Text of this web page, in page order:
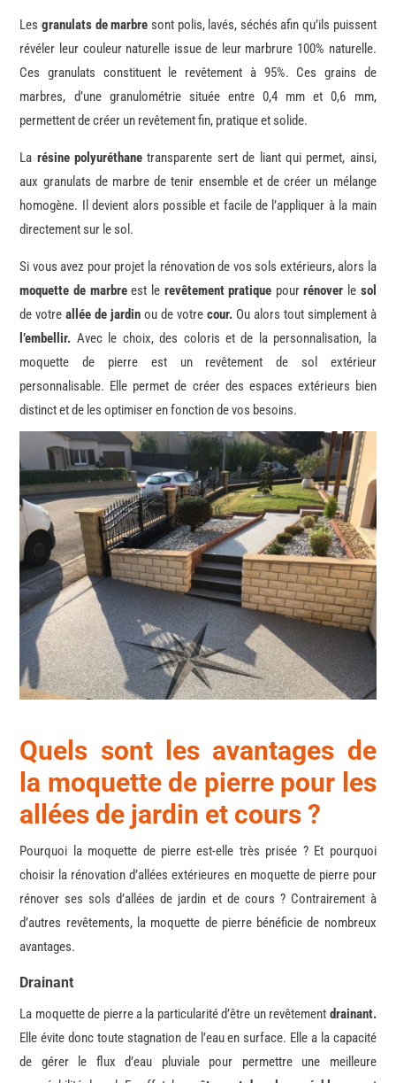
Lesgranulats de marbre sont polis, lavés, séchés afin qu’ils puissent
révéler leur couleur naturelle issue de leur marbrure 100% naturelle.
Ces granulats constituent le revêtement à 95%. Ces grains de
marbres, d’une granulométrie située entre 0,4 mm et 0,6 mm,
permettent de créer un revêtement fin, pratique et solide.
La résine polyuréthane transparente sert de liant qui permet, ainsi,
aux granulats de marbre de tenir ensemble et de créer un mélange
homogène. Il devient alors possible et facile de l’appliquer à la main
directement sur le sol.
Si vous avez pour projet la rénovation de vos sols extérieurs, alors la
moquette de marbreest le revêtement pratique pourrénover le sol
de votreallée de jardin ou de votre cour.Ou alors tout simplement à
l’embellir. Avec le choix, des coloris et de la personnalisation, la
moquette de pierre est un revêtement de sol extérieur
personnalisable. Elle permet de créer des espaces extérieurs bien
distinct et de les optimiser en fonction de vos besoins.
Quels sont les avantages de
la moquette de pierre pour les
allées de jardin et cours ?
Pourquoi la moquette de pierre est-elle très prisée ? Et pourquoi
choisir la rénovation d’allées extérieures en moquette de pierre pour
rénover ses sols d’allées de jardin et de cours ? Contrairement à
d’autres revêtements, la moquette de pierre bénéficie de nombreux
avantages.
Drainant
La moquette de pierre a la particularité d’être un revêtement drainant.
Elle évite donc toute stagnation de l’eau en surface. Elle a la capacité
de gérer le flux d’eau pluviale pour permettre une meilleure